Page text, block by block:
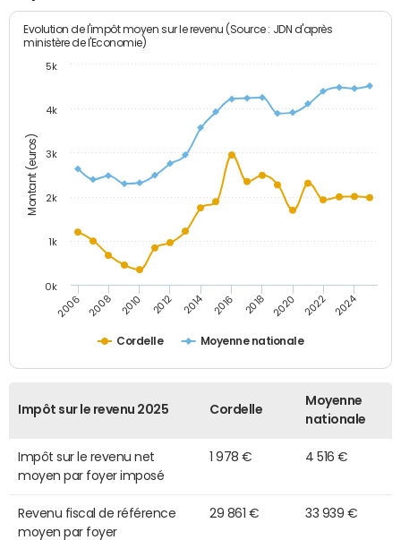
Montant (euros)
Evolution de l'impôt moyen sur le revenu (Source : JDN d'après
ministère de l'Economie)
Cordelle Moyenne nationale
2006 2008 2010 2012 2014 2016 2018 2020 2022 2024
0k
1k
2k
3k
4k
5k
Impôt sur le revenu 2025 Cordelle
Moyenne
nationale
Impôt sur le revenu net
moyen par foyer imposé
1 978 € 4 516 €
Revenu fiscal de référence
moyen par foyer
29 861 € 33 939 €